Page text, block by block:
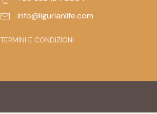
info@ligurianlife.com
TERMINI E CONDIZIONI